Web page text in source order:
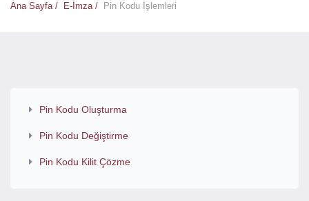
Ana Sayfa / E-İmza / Pin Kodu İşlemleri
Pin Kodu Oluşturma
Pin Kodu Değiştirme
Pin Kodu Kilit Çözme